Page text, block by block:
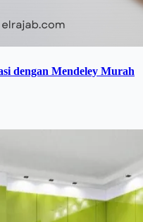
dengan Mendeley Murah